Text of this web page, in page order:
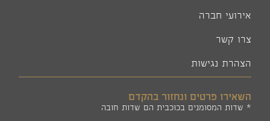
אירועי חברה
צרו קשר
הצהרת נגישות
השאירו פרטים ונחזור בהקדם
* שדות המסומנים בכוכבית הם שדות חובה